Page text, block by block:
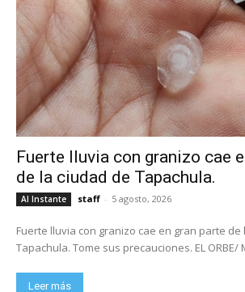
Fuerte lluvia con granizo cae
de la ciudad de Tapachula.
Al Instante staff - 5 agosto, 2026
Fuerte lluvia con granizo cae en gran parte de
Tapachula. Tome sus precauciones. EL
Leer más